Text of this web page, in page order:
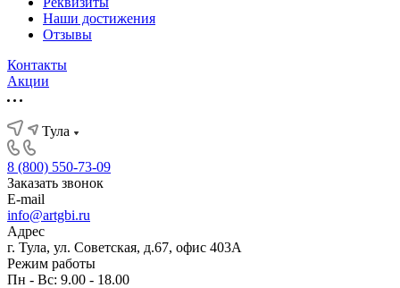
Наши достижения
Отзывы
Контакты
Акции
Тула
8 (800) 550-73-09
Заказать звонок
E-mail
info@artgbi.ru
Адрес
г. Тула, ул. Советская, д.67, офис 403А
Режим работы
Пн - Вс: 9.00 - 18.00